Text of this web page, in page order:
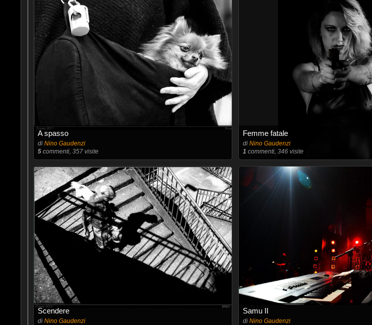
A spasso
di Nino Gaudenzi
5commenti, 357 visite
Femme fatale
di Nino Gaudenzi
1 commenti, 346 visite
Scendere
di Nino Gaudenzi
Samu II
di Nino Gaudenzi